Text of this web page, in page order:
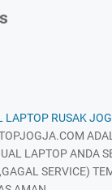
LAPTOP RUSAK
LAPTOP ANDA
SERVICE)